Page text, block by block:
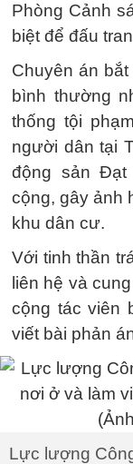
Phòng Cảnh
biệt để đấu
Chuyên án
bình thường
thống tội
người dân tại
động sản
cộng, gây ảnh
khu dân cư.
Với tinh thần
liên hệ và
cộng tác viên
viết bài phản
Lực lượng